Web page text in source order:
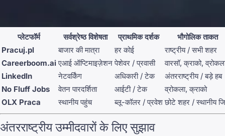
प्लेटफॉर्म सर्वश्रेष्ठ विशेषता प्राथमिक दर्शक
भौगोलिक ताकत
Pracuj.pl
बाजार की मात्रा हर कोई
राष्ट्रीय / सभी शहर
Careerboom.ai एआई ऑप्टिमाइज़ेशन पेशेवर / प्रवासी
वारसॉ, क्राको,
LinkedIn
नेटवर्किंग अधिकारी / टेक
अंतरराष्ट्रीय / बड़े हब
No Fluff Jobs
वेतन पारदर्शिता आईटी / टेक
व्रोकला, क्राको
OLX Praca
स्थानीय पहुंच ब्लू-कॉलर / प्रवेश छोटे शहर / स्थानीय
अंतरराष्ट्रीय उम्मीदवारों के लिए सुझाव